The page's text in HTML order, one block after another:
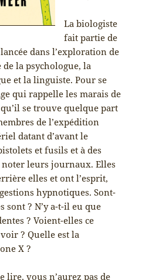
La biologiste
fait partie de
dans l’exploration de
la psychologue, la
et la linguiste. Pour se
qui rappelle les marais de
se trouve quelque part
de l’expédition
datant d’avant le
et fusils et à des
leurs journaux. Elles
elles et ont l’esprit,
hypnotiques. Sont-
sont ? N’y a-t-il eu que
? Voient-elles ce
? Quelle est la
X ?
lire, vous n’aurez pas de